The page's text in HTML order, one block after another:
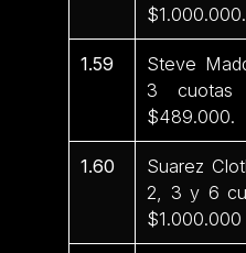
$1.000.000.
1.59
Steve
3 cuotas
$489.000.
1.60
Suarez
2, 3 y 6